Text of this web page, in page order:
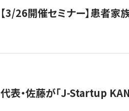
【3/26開催セミナー】患者
代表・佐藤が「J-Startup